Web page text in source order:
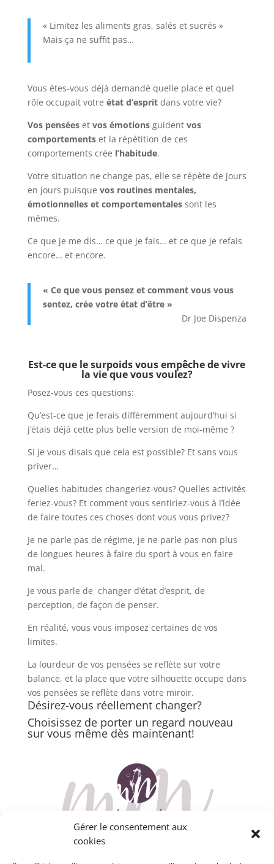
Gérer le consentement aux
cookies
« Limitez les aliments gras, salés et sucrés »
Mais ça ne suffit pas…
Vous êtes-vous déjà demandé quelle place et quel
rôle occupait votre état d’espritdans votre vie?
Vos penséeset vos émotionsguident vos
comportementset la répétition de ces
comportements crée l’habitude.
Votre situation ne change pas, elle se répète de jours
en jours puisque vos routines mentales,
émotionnelles et comportementalessont les
mêmes.
Ce que je me dis… ce que je fais… et ce que je refais
encore… et encore.
« Ce que vous pensez et comment vous vous
sentez, crée votre état d’être »
Dr Joe Dispenza
Est-ce que le surpoids vous empêche de vivre
la vie que vous voulez?
Posez-vous ces questions:
Qu’est-ce que je ferais différemment aujourd’hui si
j’étais déjà cette plus belle version de moi-même ?
Si je vous disais que cela est possible? Et sans vous
priver…
Quelles habitudes changeriez-vous? Quelles activités
feriez-vous? Et comment vous sentiriez-vous à l’idée
de faire toutes ces choses dont vous vous privez?
Je ne parle pas de régime, je ne parle pas non plus
de longues heures à faire du sport à vous en faire
mal.
Je vous parle de changer d’état d’esprit, de
perception, de façon de penser.
En réalité, vous vous imposez certaines de vos
limites.
La lourdeur de vos pensées se reflète sur votre
balance, et la place que votre silhouette occupe dans
vos pensées se reflète dans votre miroir.
Désirez-vous réellement changer?
Choisissez de porter un regard nouveau
sur vous même dès maintenant!